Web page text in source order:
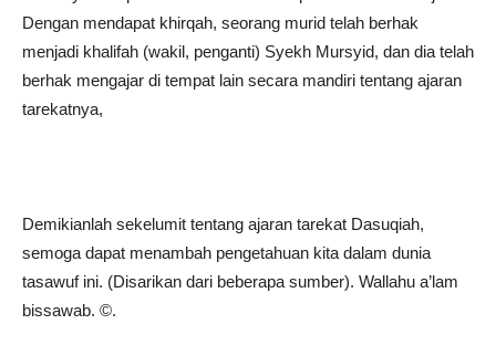
Dengan mendapat khirqah, seorang murid telah berhak
menjadi khalifah (wakil, penganti) Syekh Mursyid, dan dia telah
berhak mengajar di tempat lain secara mandiri tentang ajaran
tarekatnya,
Demikianlah sekelumit tentang ajaran tarekat Dasuqiah,
semoga dapat menambah pengetahuan kita dalam dunia
tasawuf ini. (Disarikan dari beberapa sumber). Wallahu a’lam
bissawab. ©️.